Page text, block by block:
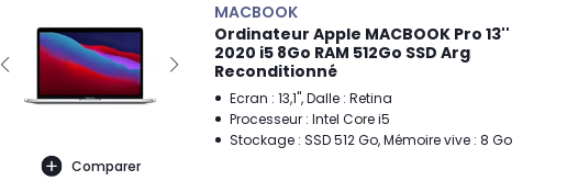
Comparer
MACBOOK
Ordinateur Apple MACBOOK Pro 13''
2020 i5 8Go RAM 512Go SSD Arg
Reconditionné
Ecran : 13,1", Dalle : Retina
Processeur : Intel Core i5
Stockage : SSD 512 Go, Mémoire vive : 8 Go